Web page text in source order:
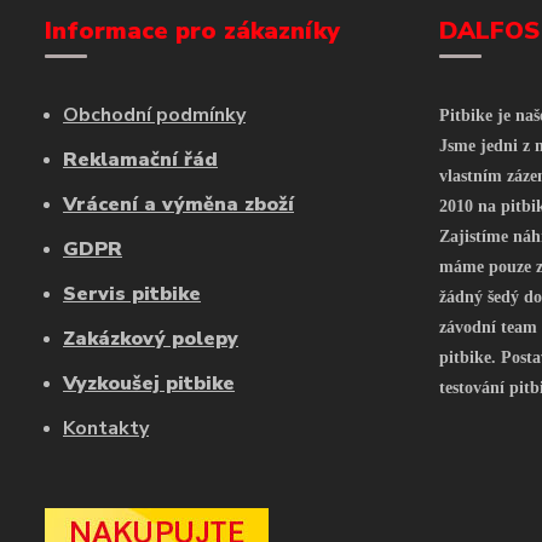
Informace pro zákazníky
Obchodní podmínky
Reklamační řád
Vrácení a výměna zboží
GDPR
Servis pitbike
Zakázkový polepy
Vyzkoušej pitbike
Kontakty
Pitbike je
Jsme jedni z
vlastním
2010 na
Zajistíme
máme pouze
žádný šedý
závodní
pitbike.
testování